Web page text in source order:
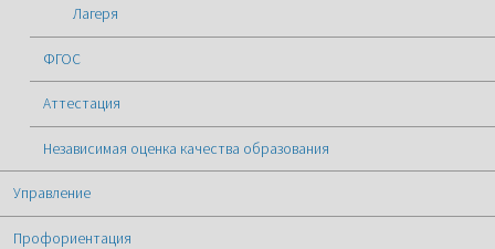
Лагеря
ФГОС
Аттестация
Независимая оценка качества образования
Управление
Профориентация